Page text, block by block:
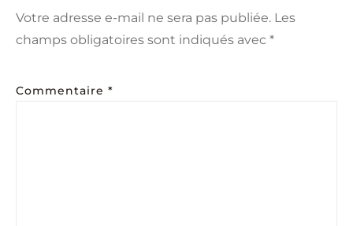
Votre adresse e-mail ne sera pas publiée. Les
champs obligatoires sont indiqués avec *
Commentaire *